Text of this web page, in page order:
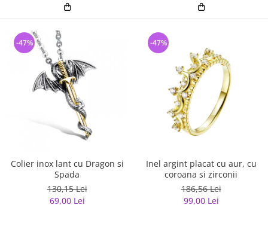
Colier inox lant cu Dragon si
Spada
130,15 Lei
69,00 Lei
-47%
Inel argint placat cu aur, cu
coroana si zirconii
186,56 Lei
99,00 Lei
-47%